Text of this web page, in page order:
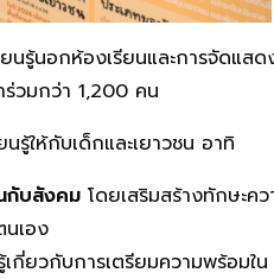
นรู้นอกห้องเรียนและการจัดแสด
ร่วมกว่า 1,200 คน
รู้ให้กับเด็กและเยาวชน อาทิ
กับสังคม โดยเสริมสร้างทักษะคว
นเอง
เกี่ยวกับการเตรียมความพร้อมใน